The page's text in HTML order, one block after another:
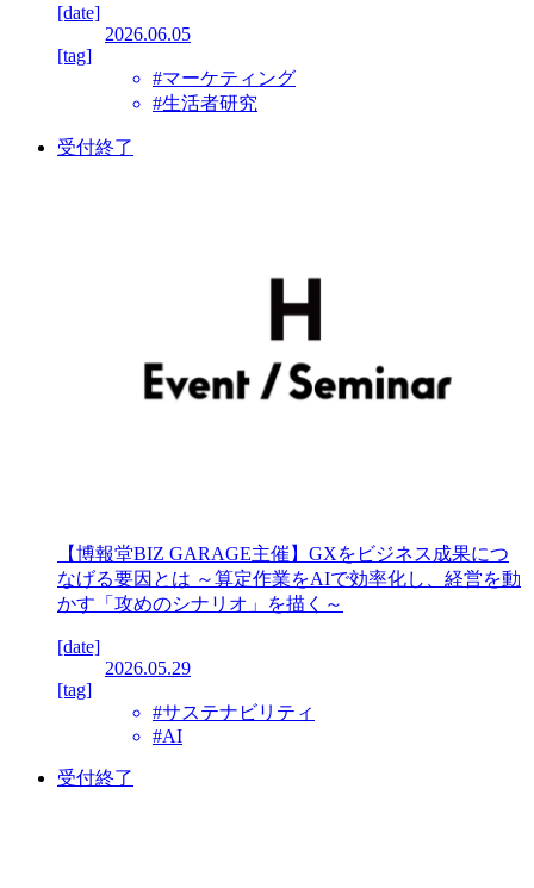
[date]
2026.06.05
[tag]
#マーケティング
#生活者研究
受付終了
【博報堂BIZ GARAGE主催】GXをビジネス成果につ
なげる要因とは ～算定作業をAIで効率化し、経営を動
かす「攻めのシナリオ」を描く～
[date]
2026.05.29
[tag]
#サステナビリティ
#AI
受付終了